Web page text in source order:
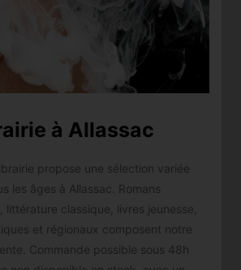
à Allassac
propose une sélection variée
les âges à Allassac. Romans
littérature classique, livres jeunesse,
et régionaux composent notre
Commande possible sous 48h